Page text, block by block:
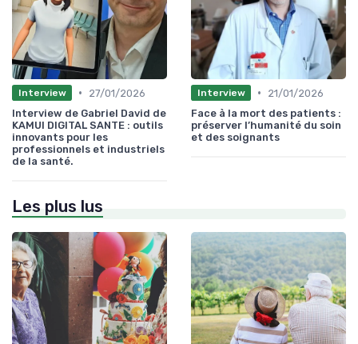
Interview •
27/01/2026
Interview de Gabriel David de
KAMUI DIGITAL SANTE : outils
innovants pour les
professionnels et industriels
de la santé.
Interview •
21/01/2026
Face à la mort des patients :
préserver l’humanité du soin
et des soignants
Les plus lus